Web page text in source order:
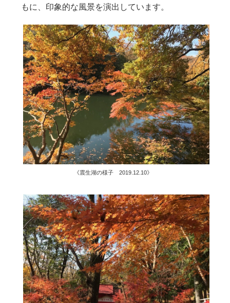
もに、印象的な風景を演出しています。
《震生湖の様子 2019.12.10》